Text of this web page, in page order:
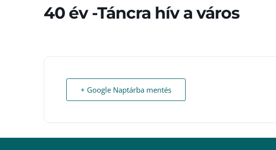
40 év -Táncra hív a város
+ Google Naptárba mentés